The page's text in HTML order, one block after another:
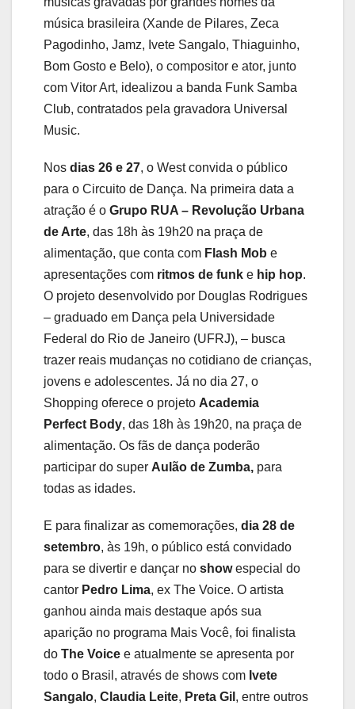
música brasileira (Xande de Pilar­es, Zeca
Pagodinho, Jamz, Ivete Sangalo, Thiaguinho,
Bom Gosto e Belo), o compositor e ator, junto
com Vitor Art, idealizou a banda Funk Samba
Club, contratados pela gravadora Universal
Music.
Nos dias 26 e 27, o West convida o público
para o Circuito de Dança. Na primeira data a
atração é o Grupo RUA – Revolução Urbana
de Arte, das 18h às 19h20 na praça de
alimentação, que conta com Flash Mob e
apresentações com ritmos de funk e hip hop.
O projeto desenvolvido por Douglas Rodrigues
– graduado em Dança pela Universidade
Federal do Rio de Janeiro (UFRJ), – busca
trazer reais mudanças no cotidiano de crianças,
jovens e adolescentes. Já no dia 27, o
Shopping oferece o projeto Academia
Perfect Body, das 18h às 19h20, na praça de
alimentação. Os fãs de dança poderão
participar do super Aulão de Zumba, para
todas as idades.
E para finalizar as comemorações, dia 28 de
setembro, às 19h, o público está convidado
para se divertir e dançar no showespecial do
cantor Pedro Lima, ex The Voice. O artista
ganhou ainda mais destaque após sua
aparição no programa Mais Você, foi finalista
do The Voice e atualmente se apresenta por
todo o Brasil, através de shows com Ivete
Sangalo, Claudia Leite, Preta Gil , entre outros